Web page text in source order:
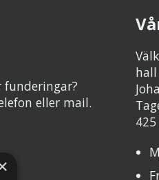
funderingar?
eller mail.